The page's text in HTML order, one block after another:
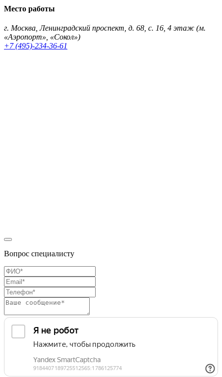
Место работы
г. Москва, Ленинградский проспект, д. 68, с. 16, 4 этаж (м.
«Аэропорт», «Сокол»)
+7 (495)-234-36-61
Вопрос специалисту